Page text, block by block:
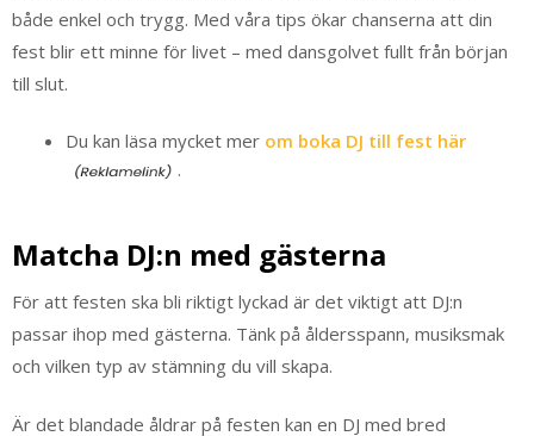
både enkel och trygg. Med våra tips ökar chanserna att din
fest blir ett minne för livet – med dansgolvet fullt från början
till slut.
Du kan läsa mycket mer om boka DJ till fest här
.
Matcha DJ:n med gästerna
För att festen ska bli riktigt lyckad är det viktigt att DJ:n
passar ihop med gästerna. Tänk på åldersspann, musiksmak
och vilken typ av stämning du vill skapa.
Är det blandade åldrar på festen kan en DJ med bred